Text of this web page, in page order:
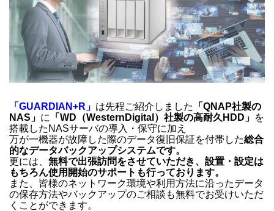
「GUARDIAN+R」 は先程ご紹介しました
「QNAP社製の
NAS」 に 「WD（WesternDigital）社製の高耐久HDD」 を
搭載したNASサーバの導入・保守に加え
万が一機器が故障した際のデータ復旧保証を付帯した総合
的なデータバックアップシステムです。
更には、 無料で出張訪問をさせていただき、設置・設定は
もちろん使用開始のサポートも行っております。
また、皆様のネットワーク環境や利用方法に沿ったデータ
の保存方法やバックアップのご相談も無料でお受けいただ
くことができます。